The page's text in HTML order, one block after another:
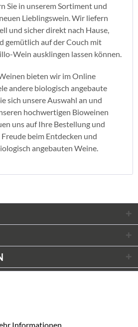
Sie in unserem Sortiment und
Lieblingswein. Wir liefern
und sicher direkt nach Hause,
gemütlich auf der Couch mit
Wein ausklingen lassen können.
bieten wir im Online
andere biologisch angebaute
sich unsere Auswahl an und
hochwertigen Bioweinen
uns auf Ihre Bestellung und
beim Entdecken und
angebauten Weine.
Informationen